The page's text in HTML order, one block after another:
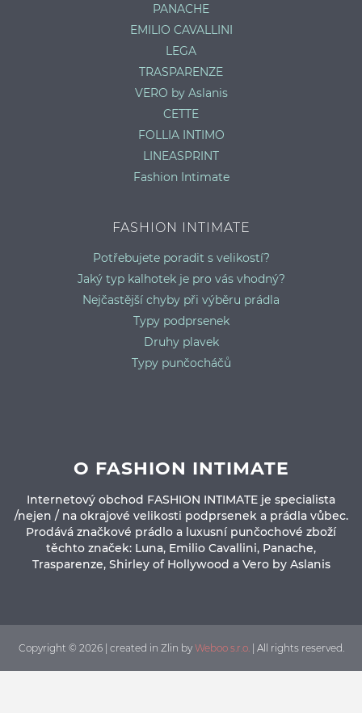
PANACHE
EMILIO CAVALLINI
LEGA
TRASPARENZE
VERO by Aslanis
CETTE
FOLLIA INTIMO
LINEASPRINT
Fashion Intimate
FASHION INTIMATE
Potřebujete poradit s velikostí?
Jaký typ kalhotek je pro vás vhodný?
Nejčastější chyby při výběru prádla
Typy podprsenek
Druhy plavek
Typy punčocháčů
O FASHION INTIMATE
Internetový obchod FASHION INTIMATE je specialista
/nejen / na okrajové velikosti podprsenek a prádla vůbec.
Prodává značkové prádlo a luxusní punčochové zboží
těchto značek: Luna, Emilio Cavallini, Panache,
Trasparenze, Shirley of Hollywood a Vero by Aslanis
Copyright © 2026 | created in Zlin by Weboo s.r.o. | All rights reserved.